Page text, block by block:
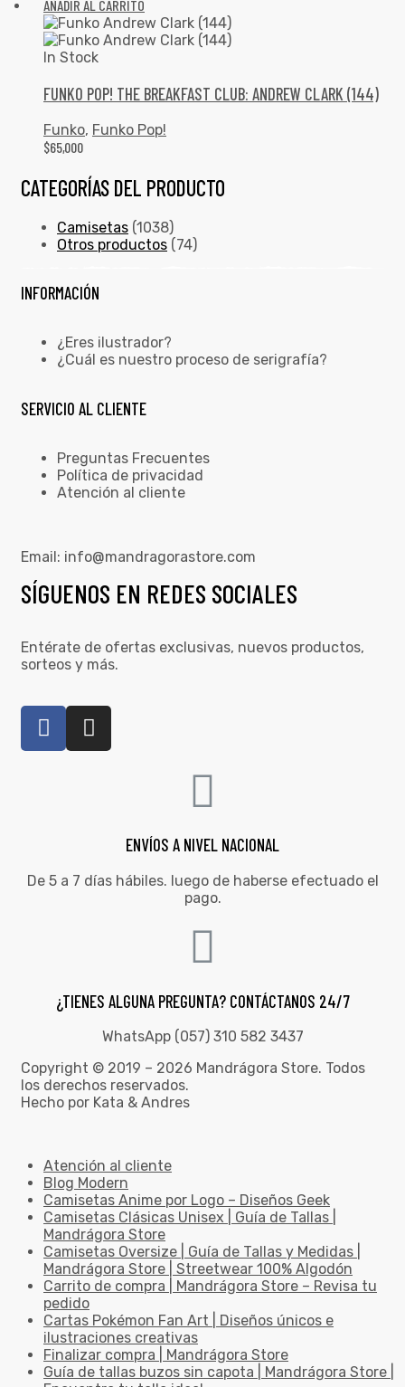
AÑADIR AL CARRITO
In Stock
FUNKO POP! THE BREAKFAST CLUB: ANDREW CLARK (144)
Funko, Funko Pop!
$65,000
CATEGORÍAS DEL PRODUCTO
Camisetas (1038)
Otros productos (74)
INFORMACIÓN
¿Eres ilustrador?
¿Cuál es nuestro proceso de serigrafía?
SERVICIO AL CLIENTE
Preguntas Frecuentes
Política de privacidad
Atención al cliente
Email: info@mandragorastore.com
SÍGUENOS EN REDES SOCIALES
Entérate de ofertas exclusivas, nuevos productos,
sorteos y más.
ENVÍOS A NIVEL NACIONAL
De 5 a 7 días hábiles. luego de haberse efectuado el
pago.
¿TIENES ALGUNA PREGUNTA? CONTÁCTANOS 24/7
WhatsApp (057) 310 582 3437
Copyright © 2019 – 2026 Mandrágora Store. Todos
los derechos reservados.
Hecho por Kata & Andres
Atención al cliente
Blog Modern
Camisetas Anime por Logo – Diseños Geek
Camisetas Clásicas Unisex | Guía de Tallas |
Mandrágora Store
Camisetas Oversize | Guía de Tallas y Medidas |
Mandrágora Store | Streetwear 100% Algodón
Carrito de compra | Mandrágora Store – Revisa tu
pedido
Cartas Pokémon Fan Art | Diseños únicos e
ilustraciones creativas
Finalizar compra | Mandrágora Store
Guía de tallas buzos sin capota | Mandrágora Store |